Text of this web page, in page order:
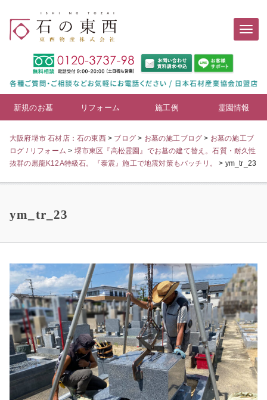
新規のお墓 リフォーム 施工例 霊園情報
大阪府堺市 石材店：石の東西> ブログ > お墓の施工ブログ > お墓の施工ブ
ログ / リフォーム > 堺市東区『高松霊園』でお墓の建て替え。石質・耐久性
抜群の黒龍K12A特級石。『泰震』施工で地震対策もバッチリ。
> ym_tr_23
ym_tr_23